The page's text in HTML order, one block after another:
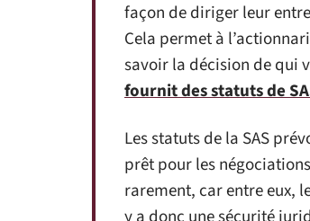
façon de diriger leur
Cela permet à
savoir la décision de qui
fournit des statuts de
Les statuts de la SAS
prêt pour les
rarement, car entre eux,